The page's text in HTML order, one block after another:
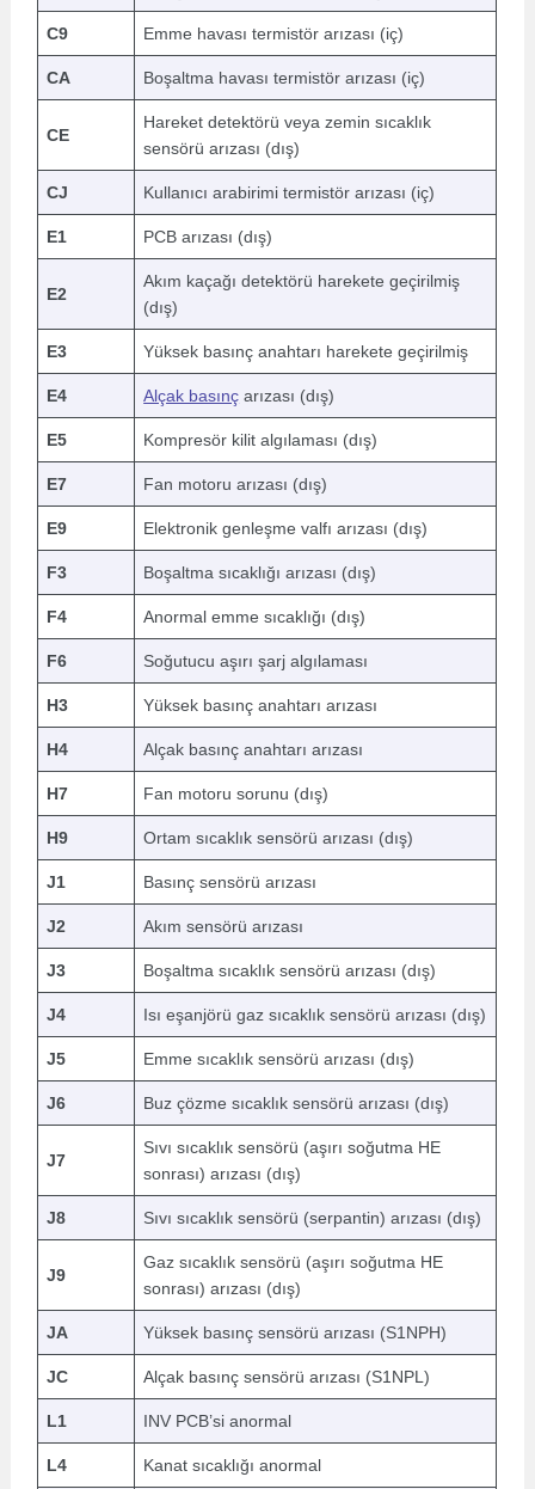
C9 Emme havası termistör arızası (iç)
CA Boşaltma havası termistör arızası (iç)
CE
Hareket detektörü veya zemin sıcaklık
sensörü arızası (dış)
CJ Kullanıcı arabirimi termistör arızası (iç)
E1 PCB arızası (dış)
E2
Akım kaçağı detektörü harekete geçirilmiş
(dış)
E3 Yüksek basınç anahtarı harekete geçirilmiş
E4 Alçak basınç arızası (dış)
E5 Kompresör kilit algılaması (dış)
E7 Fan motoru arızası (dış)
E9 Elektronik genleşme valfı arızası (dış)
F3 Boşaltma sıcaklığı arızası (dış)
F4 Anormal emme sıcaklığı (dış)
F6 Soğutucu aşırı şarj algılaması
H3 Yüksek basınç anahtarı arızası
H4 Alçak basınç anahtarı arızası
H7 Fan motoru sorunu (dış)
H9 Ortam sıcaklık sensörü arızası (dış)
J1 Basınç sensörü arızası
J2 Akım sensörü arızası
J3 Boşaltma sıcaklık sensörü arızası (dış)
J4 Isı eşanjörü gaz sıcaklık sensörü arızası (dış)
J5 Emme sıcaklık sensörü arızası (dış)
J6 Buz çözme sıcaklık sensörü arızası (dış)
J7
Sıvı sıcaklık sensörü (aşırı soğutma HE
sonrası) arızası (dış)
J8 Sıvı sıcaklık sensörü (serpantin) arızası (dış)
J9
Gaz sıcaklık sensörü (aşırı soğutma HE
sonrası) arızası (dış)
JA Yüksek basınç sensörü arızası (S1NPH)
JC Alçak basınç sensörü arızası (S1NPL)
L1 INV PCB’si anormal
L4 Kanat sıcaklığı anormal